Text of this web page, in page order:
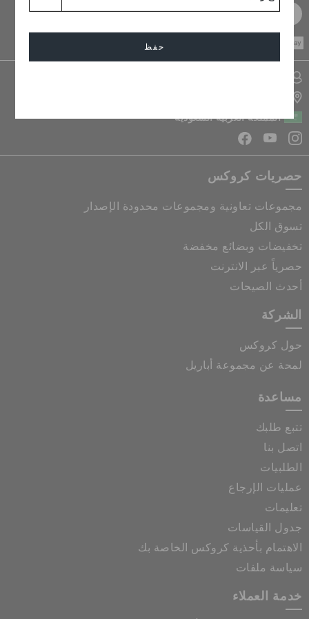
حفظ
سجل مجانا
المملكة العربية السعودية
حصريات كروكس
مجموعات تعاونية ومجموعات محدودة الإصدار
تسوق الكل
تخفيضات وبضائع مخفضة
حصرياً عبر الانترنت
أحدث الصيحات
الشركة
حول كروكس
لمحة عن مجموعة أباريل
مساعدة
تتبع طلبك
اتصل بنا
الطلبيات
عمليات الإرجاع
تعليمات
جدول القياسات
الاهتمام بأحذية كروكس الخاصة بك
سياسة ملفات
خدمة العملاء